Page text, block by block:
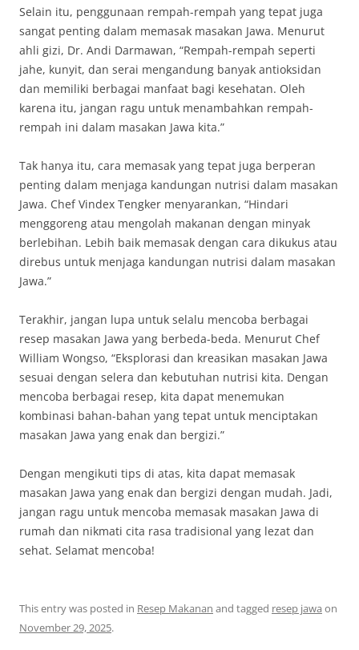
Selain itu, penggunaan rempah-rempah yang tepat juga
sangat penting dalam memasak masakan Jawa. Menurut
ahli gizi, Dr. Andi Darmawan, “Rempah-rempah seperti
jahe, kunyit, dan serai mengandung banyak antioksidan
dan memiliki berbagai manfaat bagi kesehatan. Oleh
karena itu, jangan ragu untuk menambahkan rempah-
rempah ini dalam masakan Jawa kita.”
Tak hanya itu, cara memasak yang tepat juga berperan
penting dalam menjaga kandungan nutrisi dalam masakan
Jawa. Chef Vindex Tengker menyarankan, “Hindari
menggoreng atau mengolah makanan dengan minyak
berlebihan. Lebih baik memasak dengan cara dikukus atau
direbus untuk menjaga kandungan nutrisi dalam masakan
Jawa.”
Terakhir, jangan lupa untuk selalu mencoba berbagai
resep masakan Jawa yang berbeda-beda. Menurut Chef
William Wongso, “Eksplorasi dan kreasikan masakan Jawa
sesuai dengan selera dan kebutuhan nutrisi kita. Dengan
mencoba berbagai resep, kita dapat menemukan
kombinasi bahan-bahan yang tepat untuk menciptakan
masakan Jawa yang enak dan bergizi.”
Dengan mengikuti tips di atas, kita dapat memasak
masakan Jawa yang enak dan bergizi dengan mudah. Jadi,
jangan ragu untuk mencoba memasak masakan Jawa di
rumah dan nikmati cita rasa tradisional yang lezat dan
sehat. Selamat mencoba!
This entry was posted in Resep Makanan and tagged resep jawa on
November 29, 2025.